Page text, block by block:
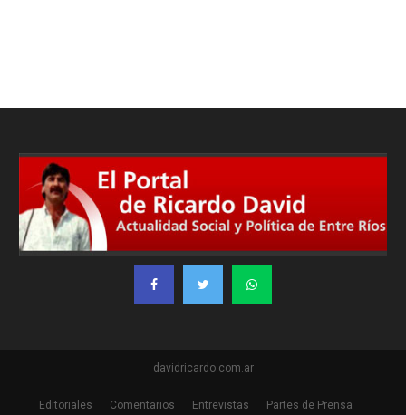
davidricardo.com.ar
Editoriales Comentarios Entrevistas Partes de Prensa